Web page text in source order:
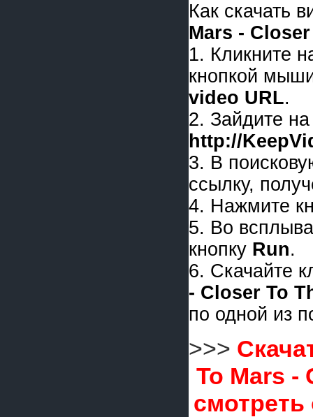
Как скачать
Mars -
1. Кликните
кнопкой
video URL.
2. Зайдите на
http://
3. В
ссылку,
4. Нажмите
5. Во
кнопку Run.
6. Скачайте
- Closer To
по одной из
>>>
To Mars -